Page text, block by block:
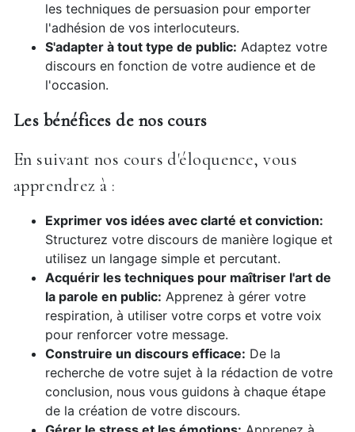
les techniques de persuasion pour emporter
l'adhésion de vos interlocuteurs.
S'adapter à tout type de public: Adaptez votre
discours en fonction de votre audience et de
l'occasion.
Les bénéfices de nos cours
En suivant nos cours d'éloquence, vous
apprendrez à :
Exprimer vos idées avec clarté et conviction:
Structurez votre discours de manière logique et
utilisez un langage simple et percutant.
Acquérir les techniques pour maîtriser l'art de
la parole en public: Apprenez à gérer votre
respiration, à utiliser votre corps et votre voix
pour renforcer votre message.
Construire un discours efficace: De la
recherche de votre sujet à la rédaction de votre
conclusion, nous vous guidons à chaque étape
de la création de votre discours.